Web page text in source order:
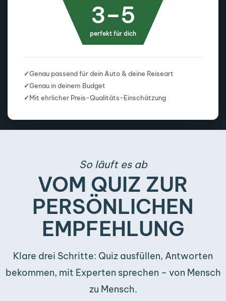
3–5
perfekt für dich
✓Genau passend für dein Auto & deine Reiseart
✓Genau in deinem Budget
✓Mit ehrlicher Preis-Qualitäts-Einschätzung
So läuft es ab
VOM QUIZ ZUR
PERSÖNLICHEN
EMPFEHLUNG
Klare drei Schritte: Quiz ausfüllen, Antworten
bekommen, mit Experten sprechen – von Mensch
zu Mensch.